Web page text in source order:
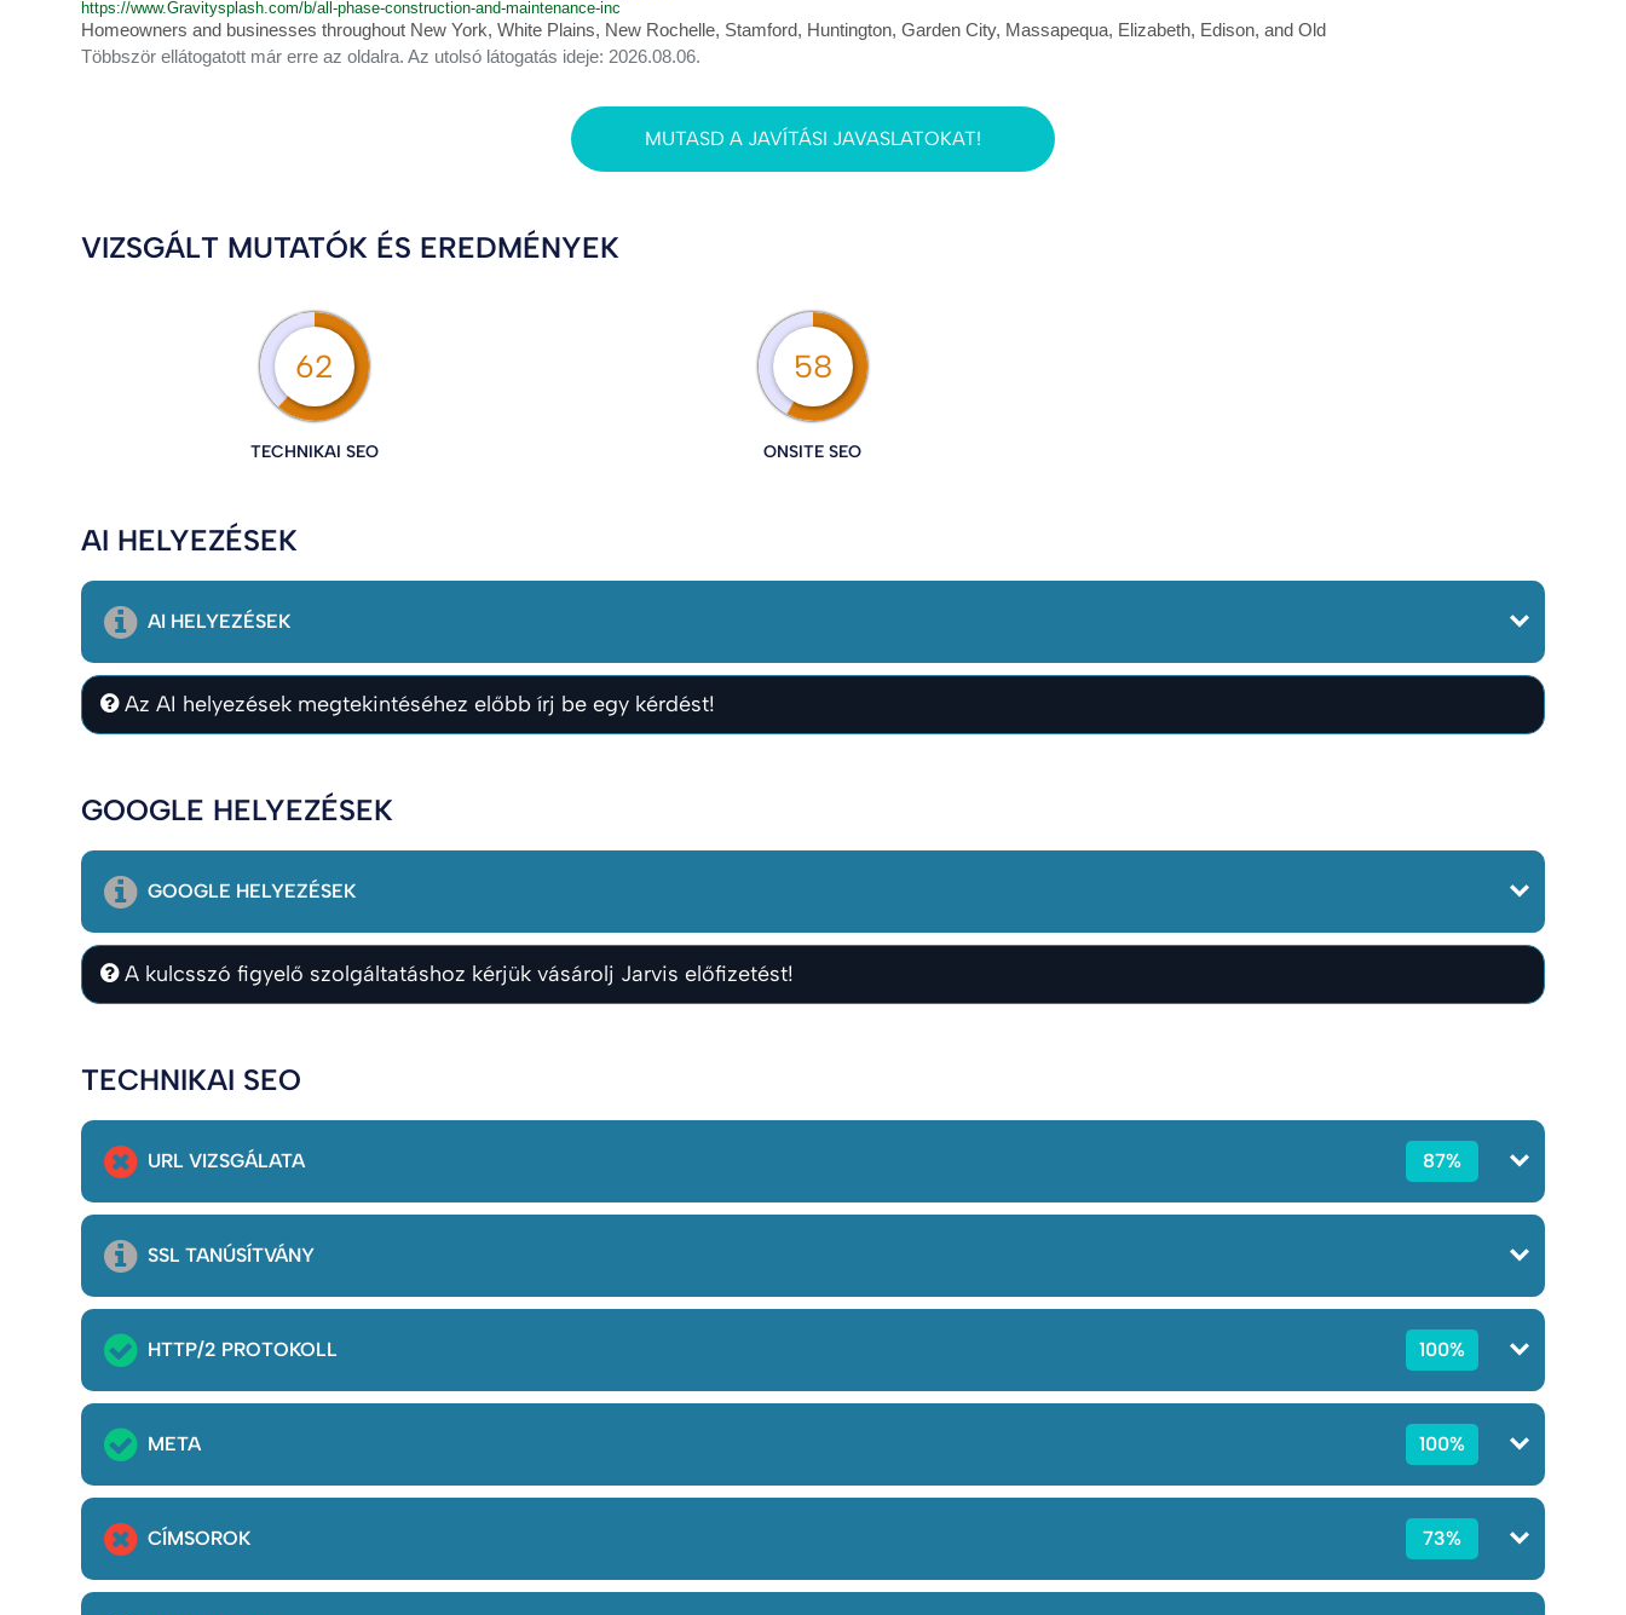
https://www.Gravitysplash.com/b/all-phase-construction-and-maintenance-inc
Homeowners and businesses throughout New York, White Plains, New Rochelle, Stamford, Huntington, Garden City, Massapequa, Elizabeth, Edison, and Old
Többször ellátogatott már erre az oldalra. Az utolsó látogatás ideje: 2026.08.06.
MUTASD A JAVÍTÁSI JAVASLATOKAT!
VIZSGÁLT MUTATÓK ÉS EREDMÉNYEK
62
TECHNIKAI SEO
58
ONSITE SEO
AI HELYEZÉSEK
AI HELYEZÉSEK
Az AI helyezések megtekintéséhez előbb írj be egy kérdést!
GOOGLE HELYEZÉSEK
GOOGLE HELYEZÉSEK
A kulcsszó figyelő szolgáltatáshoz kérjük vásárolj Jarvis előfizetést!
TECHNIKAI SEO
URL VIZSGÁLATA 87%
SSL TANÚSÍTVÁNY
HTTP/2 PROTOKOLL 100%
META 100%
CÍMSOROK 73%